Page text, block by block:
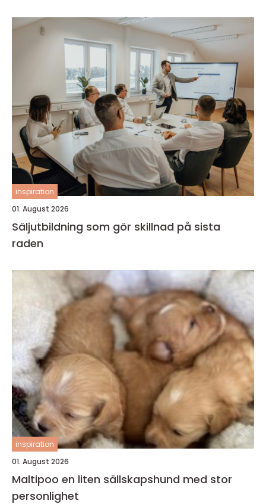
inspiration
01. August 2026
Säljutbildning som gör skillnad på sista
raden
inspiration
01. August 2026
Maltipoo en liten sällskapshund med stor
personlighet